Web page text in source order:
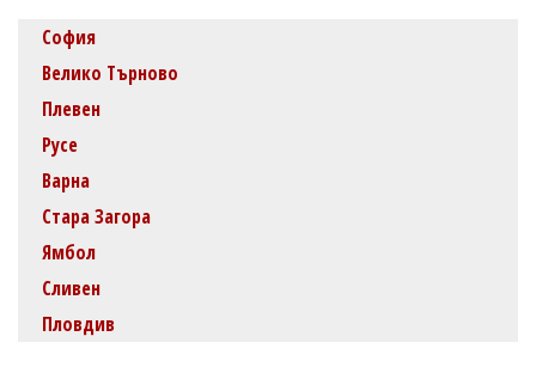
София
Велико Търново
Плевен
Русе
Варна
Стара Загора
Ямбол
Сливен
Пловдив